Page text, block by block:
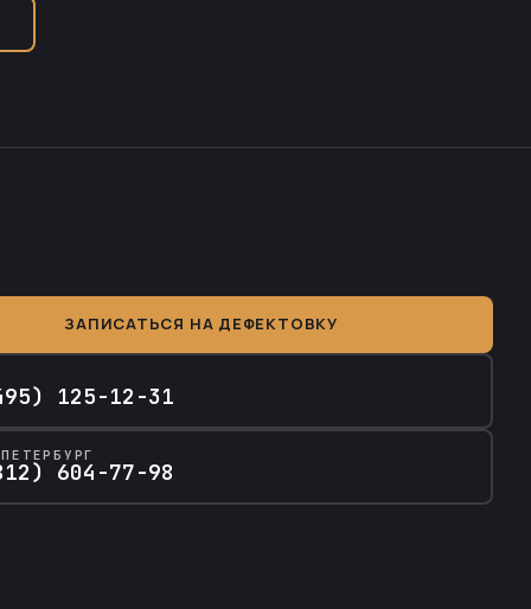
ЗАПИСАТЬСЯ НА ДЕФЕКТОВКУ
125-12-31
604-77-98